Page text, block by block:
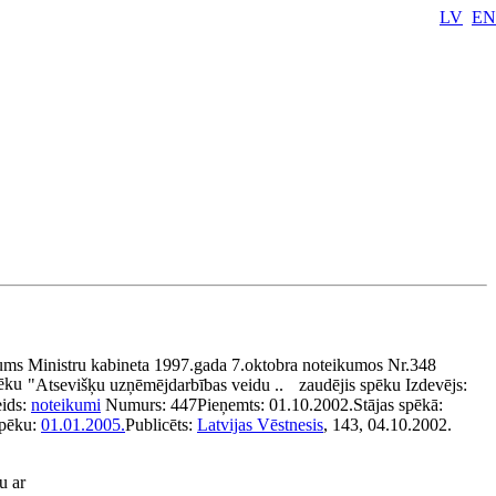
LV EN
Ministru kabineta 1997.gada 7.oktobra noteikumos Nr.348
"Atsevišķu uzņēmējdarbības veidu ..
zaudējis spēku Izdevējs:
noteikumi Numurs: 447Pieņemts: 01.10.2002.Stājas spēkā:
01.01.2005.Publicēts: Latvijas Vēstnesis, 143, 04.10.2002.
ar